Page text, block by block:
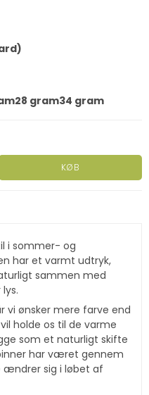
28 gram34 gram
KØB
i sommer- og
har et varmt udtryk,
sammen med
vi ønsker mere farve end
holde os til de varme
som et naturligt skifte
har været gennem
ændrer sig i løbet af